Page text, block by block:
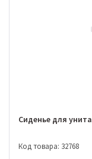
Сиденье для
Код товара: 32768